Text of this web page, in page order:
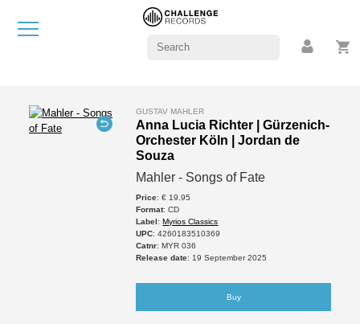
GUSTAV MAHLER
Anna Lucia Richter | Gürzenich-
Orchester Köln | Jordan de
Souza
Mahler - Songs of Fate
Price: € 19.95
Format: CD
Label:Myrios Classics
UPC: 4260183510369
Catnr: MYR 036
Release date: 19 September 2025
Buy